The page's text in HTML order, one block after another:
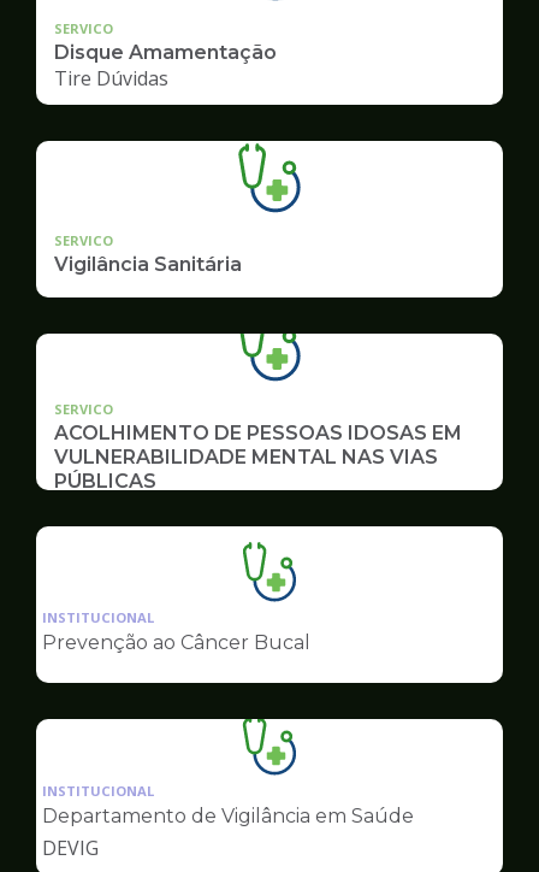
SERVICO
Disque Amamentação
Tire Dúvidas
SERVICO
Vigilância Sanitária
SERVICO
ACOLHIMENTO DE PESSOAS IDOSAS EM
VULNERABILIDADE MENTAL NAS VIAS
PÚBLICAS
Ilustração
da
pagina
Saúde
INSTITUCIONAL
Prevenção ao Câncer Bucal
Ilustração
da
pagina
INSTITUCIONAL
Departamento de Vigilância em Saúde
DEVIG